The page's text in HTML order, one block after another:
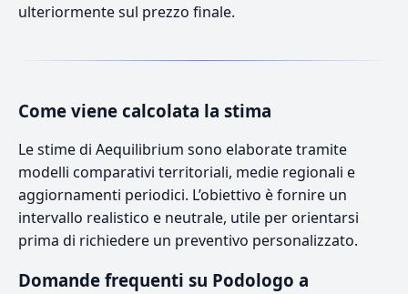
ulteriormente sul prezzo finale.
Come viene calcolata la stima
Le stime di Aequilibrium sono elaborate tramite
modelli comparativi territoriali, medie regionali e
aggiornamenti periodici. L’obiettivo è fornire un
intervallo realistico e neutrale, utile per orientarsi
prima di richiedere un preventivo personalizzato.
Domande frequenti su Podologo a